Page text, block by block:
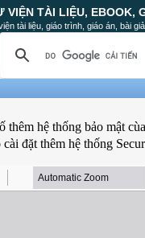
VIỆN TÀI LIỆU, EBOOK,
tài liệu, giáo trình, giáo án, bài
hệ thống bảo mật
đặt thêm hệ thống